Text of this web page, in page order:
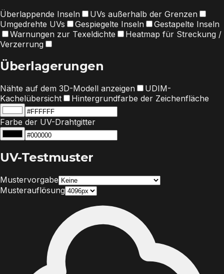
Überlappende Inseln
UVs außerhalb der Grenzen
Umgedrehte UVs
Gespiegelte Inseln
Gestapelte Inseln
Warnungen zur Texeldichte
Heatmap für Streckung /
Verzerrung
Überlagerungen
Nähte auf dem 3D-Modell anzeigen
UDIM-
Kachelübersicht
Hintergrundfarbe der Zeichenfläche
Farbe der UV-Drahtgitter
UV-Testmuster
Mustervorgabe
Musterauflösung